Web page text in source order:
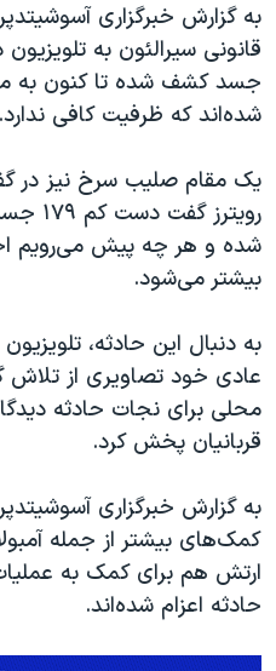
دادگاه حمید نوری
چهل سال گروگان‌گیری
قانون شفافیت دارائی کادر رهبری
اسرائیل در جنگ
نرگس محمدی برنده جایزه نوبل
همایش محافظه‌کاران آمریکا
صفحه‌های ویژه
سفر پرزیدنت ترامپ به چین
به گزارش خبرگزاری
قانونی سیرالئون به
جسد کشف شده تا کنون به
شده‌اند که ظرفیت کافی ندارد.
یک مقام صلیب سرخ نیز در
شده و هر چه پیش می‌رویم
بیشتر می‌شود.
به دنبال این حادثه،
عادی خود تصاویری از تلاش
محلی برای نجات حادثه
قربانیان پخش کرد.
به گزارش خبرگزاری
کمک‌های بیشتر از جمله
ارتش هم برای کمک به
حادثه اعزام شده‌اند.